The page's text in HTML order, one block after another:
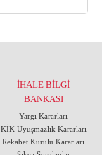
İHALE BİLGİ
BANKASI
Yargı Kararları
KİK Uyuşmazlık Kararları
Rekabet Kurulu Kararları